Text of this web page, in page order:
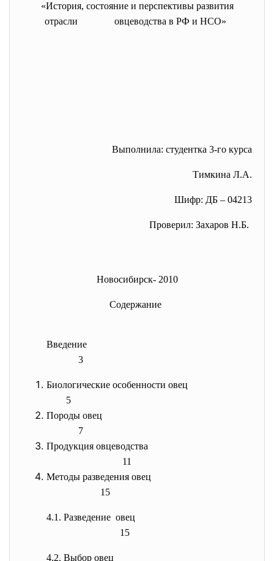
«История, состояние и перспективы развития
отрасли овцеводства в РФ и НСО»
Выполнила: студентка 3-го курса
Тимкина Л.А.
Шифр: ДБ – 04213
Проверил: Захаров Н.Б.
Новосибирск- 2010
Содержание
Введение
3
Биологические особенности овец
5
Породы овец
7
Продукция овцеводства
11
Методы разведения овец
15
4.1. Разведение овец
15
4.2. Выбор овец